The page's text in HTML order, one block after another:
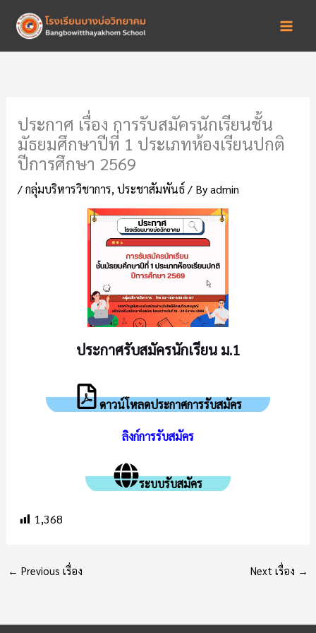
content
ประกาศ เรื่อง การรับสมัครนักเรียนชั้น
มัธยมศึกษาปีที่ 1 ประเภทห้องเรียนปกติ
ปีการศึกษา 2569
/กลุ่มบริหารวิชาการ,ประชาสัมพันธ์/ Byadmin
ประกาศรับสมัครนักเรียน ม.1
ดาวน์โหลดประกาศการรับสมัคร
ลิงก์การรับสมัคร
ระบบรับสมัคร
1,368
← Previous เรื่อง Next เรื่อง →